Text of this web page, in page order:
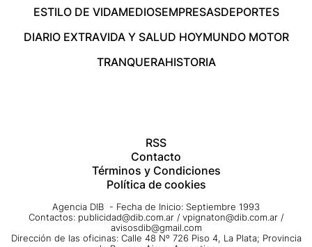
ESTILO DE VIDAMEDIOSEMPRESASDEPORTES
DIARIO EXTRAVIDA Y SALUD HOYMUNDO MOTOR
TRANQUERAHISTORIA
RSS
Contacto
Términos y Condiciones
Política de cookies
Agencia DIB - Fecha de Inicio: Septiembre 1993
Contactos: publicidad@dib.com.ar / vpignaton@dib.com.ar /
avisosdib@gmail.com
Dirección de las oficinas: Calle 48 Nº 726 Piso 4, La Plata; Provincia